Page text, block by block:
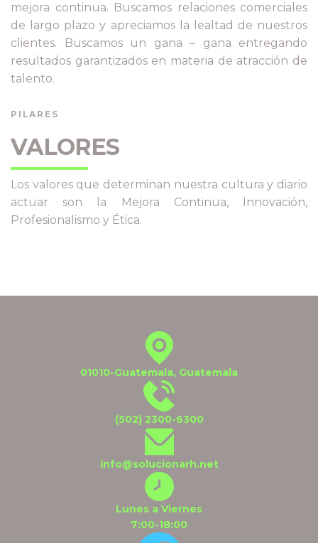
mejora continua. Buscamos relaciones comerciales
de largo plazo y apreciamos la lealtad de nuestros
clientes. Buscamos un gana – gana entregando
resultados garantizados en materia de atracción de
talento.
PILARES
VALORES
Los valores que determinan nuestra cultura y diario
actuar son la Mejora Continua, Innovación,
Profesionalismo y Ética.
01010-Guatemala, Guatemala
(502) 2300-6300
info@solucionarh.net
Lunes a Viernes
7:00-18:00